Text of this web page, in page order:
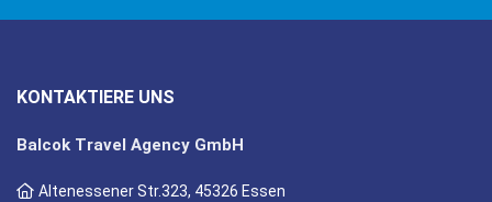
KONTAKTIERE UNS
Balcok Travel Agency GmbH
Altenessener Str.323, 45326 Essen